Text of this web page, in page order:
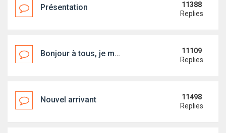
Présentation
11388
Replies
Bonjour à tous, je me prèsente
11109
Replies
Nouvel arrivant
11498
Replies